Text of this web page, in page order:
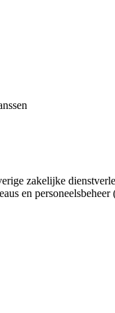
zakelijke
en personeelsbeheer